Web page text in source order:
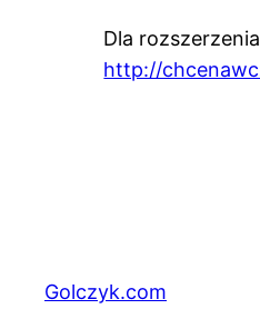
Dla
http://
Golczyk.com